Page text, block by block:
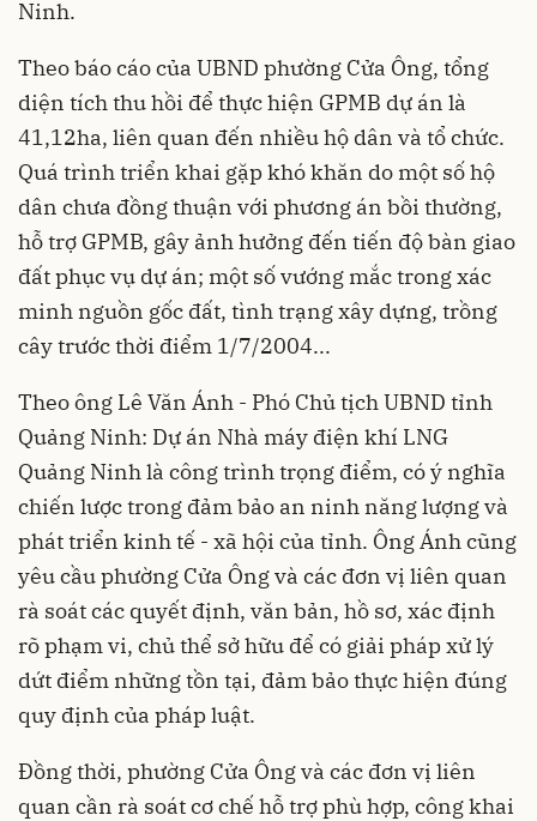
Ninh.
Theo báo cáo của UBND phường Cửa Ông, tổng
diện tích thu hồi để thực hiện GPMB dự án là
41,12ha, liên quan đến nhiều hộ dân và tổ chức.
Quá trình triển khai gặp khó khăn do một số hộ
dân chưa đồng thuận với phương án bồi thường,
hỗ trợ GPMB, gây ảnh hưởng đến tiến độ bàn giao
đất phục vụ dự án; một số vướng mắc trong xác
minh nguồn gốc đất, tình trạng xây dựng, trồng
cây trước thời điểm 1/7/2004...
Theo ông Lê Văn Ánh - Phó Chủ tịch UBND tỉnh
Quảng Ninh: Dự án Nhà máy điện khí LNG
Quảng Ninh là công trình trọng điểm, có ý nghĩa
chiến lược trong đảm bảo an ninh năng lượng và
phát triển kinh tế - xã hội của tỉnh. Ông Ánh cũng
yêu cầu phường Cửa Ông và các đơn vị liên quan
rà soát các quyết định, văn bản, hồ sơ, xác định
rõ phạm vi, chủ thể sở hữu để có giải pháp xử lý
dứt điểm những tồn tại, đảm bảo thực hiện đúng
quy định của pháp luật.
Đồng thời, phường Cửa Ông và các đơn vị liên
quan cần rà soát cơ chế hỗ trợ phù hợp, công khai